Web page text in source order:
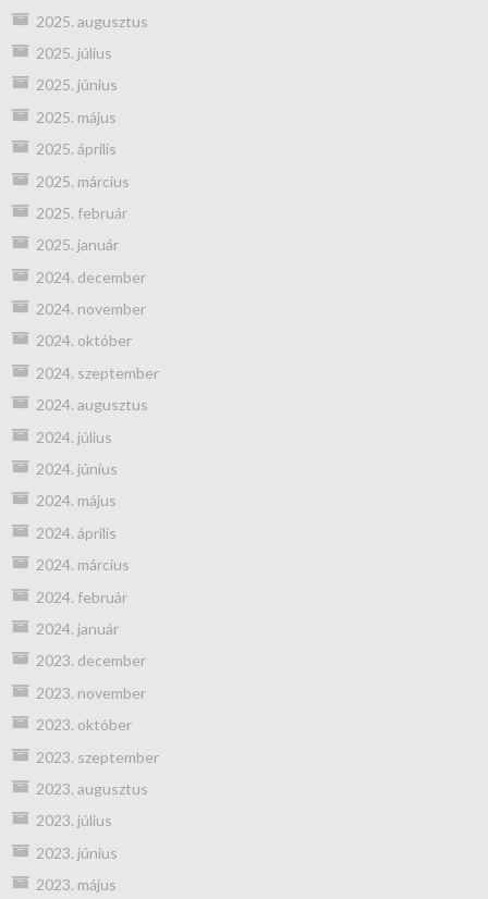
2025. augusztus
2025. július
2025. június
2025. május
2025. április
2025. március
2025. február
2025. január
2024. december
2024. november
2024. október
2024. szeptember
2024. augusztus
2024. július
2024. június
2024. május
2024. április
2024. március
2024. február
2024. január
2023. december
2023. november
2023. október
2023. szeptember
2023. augusztus
2023. július
2023. június
2023. május